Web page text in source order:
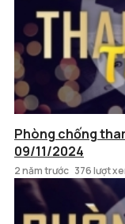
Phòng chống
09/11/2024
2 năm trước 376 lượt